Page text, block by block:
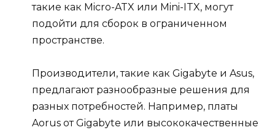
такие как Micro-ATX или Mini-ITX, могут
подойти для сборок в ограниченном
пространстве.
Производители, такие как Gigabyte и Asus,
предлагают разнообразные решения для
разных потребностей. Например, платы
Aorus от Gigabyte или высококачественные